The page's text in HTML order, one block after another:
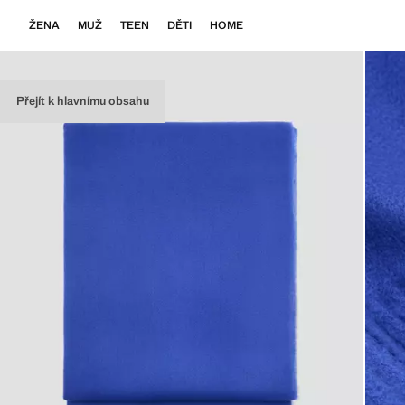
Přejít k hlavnímu obsahu
ŽENA MUŽ TEEN DĚTI HOME